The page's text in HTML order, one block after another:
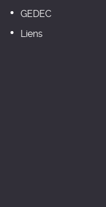
GEDEC
Liens